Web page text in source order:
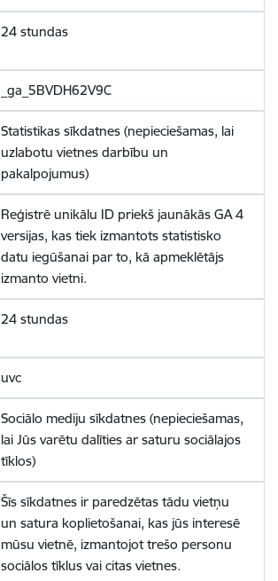
24 stundas
_ga_5BVDH62V9C
Statistikas sīkdatnes (nepieciešamas, lai
uzlabotu vietnes darbību un
pakalpojumus)
Reģistrē unikālu ID priekš jaunākās GA 4
versijas, kas tiek izmantots statistisko
datu iegūšanai par to, kā apmeklētājs
izmanto vietni.
24 stundas
uvc
Sociālo mediju sīkdatnes (nepieciešamas,
lai Jūs varētu dalīties ar saturu sociālajos
tīklos)
Šīs sīkdatnes ir paredzētas tādu vietņu
un satura koplietošanai, kas jūs interesē
mūsu vietnē, izmantojot trešo personu
sociālos tīklus vai citas vietnes.